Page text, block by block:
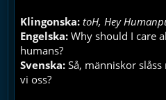
Klingonska:toH, Hey
Engelska:Why should I care
humans?
Svenska: Så, människor
vi oss?